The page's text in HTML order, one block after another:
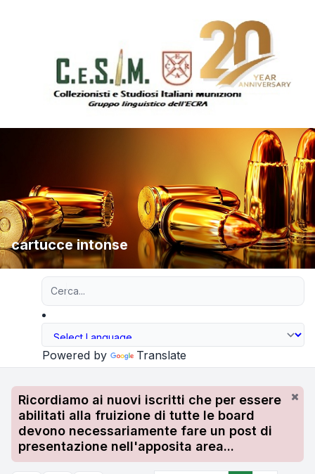
cartucce intonse
Powered by Translate
Ricordiamo ai nuovi iscritti che per essere
abilitati alla fruizione di tutte le board
devono necessariamente fare un post di
presentazione nell'apposita area...